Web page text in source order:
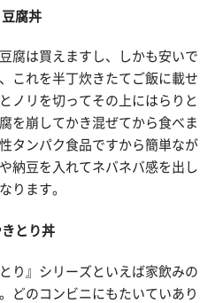
腐丼
腐は買えますし、しかも安いで
これを半丁炊きたてご飯に載せ
ノリを切ってその上にはらりと
を崩してかき混ぜてから食べま
タンパク食品ですから簡単なが
納豆を入れてネバネバ感を出し
ります。
きとり丼
り』シリーズといえば家飲みの
どのコンビニにもたいていあり